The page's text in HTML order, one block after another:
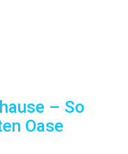
– So
Oase